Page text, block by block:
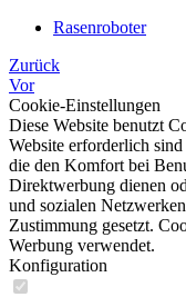
Rasenroboter
Zurück
Vor
Cookie-Einstellungen
Diese Website benutzt
Website erforderlich
die den Komfort bei
Direktwerbung dienen
und sozialen
Zustimmung gesetzt.
Werbung verwendet.
Konfiguration